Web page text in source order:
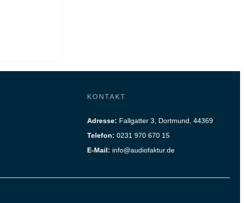
KONTAKT
Adresse: Fallgatter 3, Dortmund, 44369
Telefon: 0231 970 670 15
E-Mail: info@audiofaktur.de